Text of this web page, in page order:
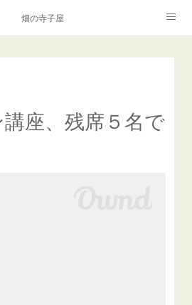
畑の寺子屋
座、残席５名で